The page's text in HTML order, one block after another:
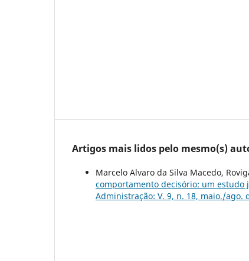
Artigos mais lidos pelo mesmo(s)
Marcelo Alvaro da Silva Macedo,
comportamento decisório: um
Administração: V. 9, n. 18, maio./ago.